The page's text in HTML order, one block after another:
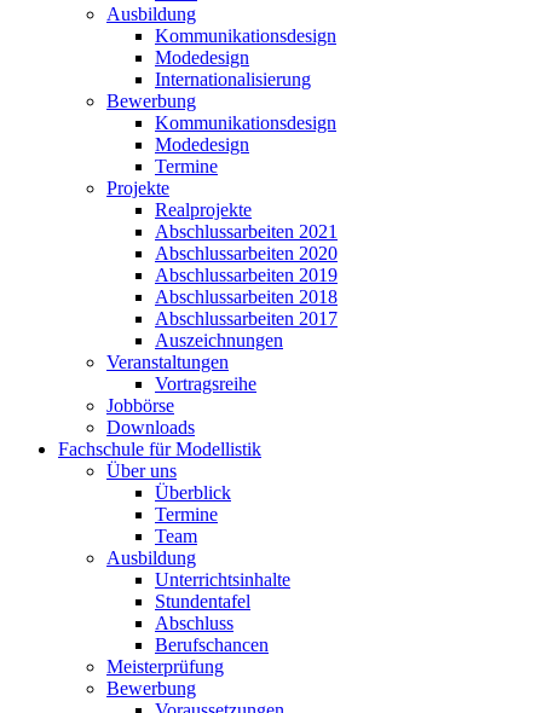
Ausbildung
Kommunikationsdesign
Modedesign
Internationalisierung
Bewerbung
Kommunikationsdesign
Modedesign
Termine
Projekte
Realprojekte
Abschlussarbeiten 2021
Abschlussarbeiten 2020
Abschlussarbeiten 2019
Abschlussarbeiten 2018
Abschlussarbeiten 2017
Auszeichnungen
Veranstaltungen
Vortragsreihe
Jobbörse
Downloads
Fachschule für Modellistik
Über uns
Überblick
Termine
Team
Ausbildung
Unterrichtsinhalte
Stundentafel
Abschluss
Berufschancen
Meisterprüfung
Bewerbung